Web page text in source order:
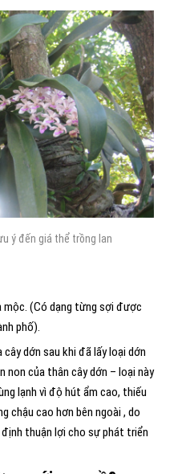
ý đến giá thể trồng lan
mộc. (Có dạng từng sợi được
phố).
cây dớn sau khi đã lấy loại dớn
non của thân cây dớn – loại này
lạnh vì độ hút ẩm cao, thiếu
chậu cao hơn bên ngoài , do
thuận lợi cho sự phát triển